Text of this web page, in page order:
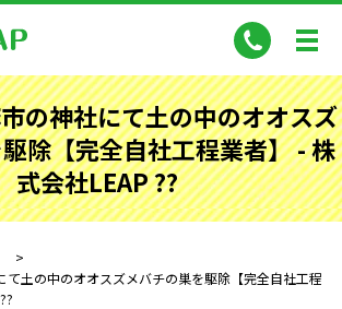
の神社にて土の中のオオスズ
除【完全自社工程業者】 - 株
式会社LEAP ??
て土の中のオオスズメバチの巣を駆除【完全自社工程